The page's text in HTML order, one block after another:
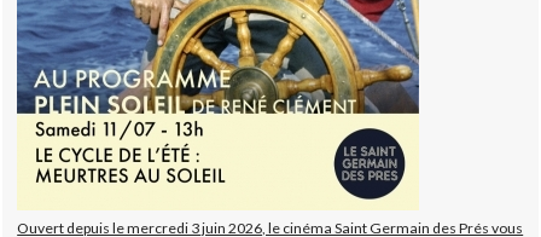
Ouvert depuis le mercredi 3 juin 2026, le cinéma Saint Germain des Prés vous